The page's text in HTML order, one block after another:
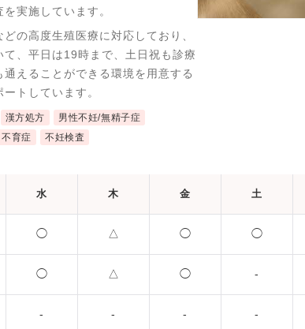
実施しています。
の高度生殖医療に対応しており、
、平日は19時まで、土日祝も診療
えることができる環境を用意する
トしています。
漢方処方
男性不妊/無精子症
不育症 不妊検査
水 木 金 土
◯ △ ◯ ◯
◯ △ ◯ -
- - - -